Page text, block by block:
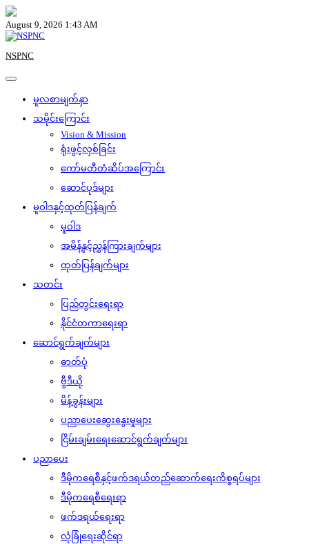
Skip
to
content
August 9, 2026 1:43 AM
NSPNC
မူလစာမျက်နှာ
သမိုင်းကြောင်း
Vision & Mission
ရုံးဖွင့်လှစ်ခြင်း
ကော်မတီတံဆိပ်အကြောင်း
ဆောင်ပုဒ်များ
မူဝါဒနှင့်ထုတ်ပြန်ချက်
မူဝါဒ
အမိန့်နှင့်ညွှန်ကြားချက်များ
ထုတ်ပြန်ချက်များ
သတင်း
ပြည်တွင်းရေးရာ
နိုင်ငံတကာရေးရာ
ဆောင်ရွက်ချက်များ
ဓာတ်ပုံ
ဗွီဒီယို
မိန့်ခွန်းများ
ပညာပေးဆွေးနွေးမှုများ
ငြိမ်းချမ်းရေးဆောင်ရွက်ချက်များ
ပညာပေး
ဒီမိုကရေစီနှင့်ဖက်ဒရယ်တည်ဆောက်‌ရေးကိစ္စရပ်များ
ဒီမိုကရေစီရေးရာ
ဖက်ဒရယ်ရေးရာ
လုံခြုံရေးဆိုင်ရာ